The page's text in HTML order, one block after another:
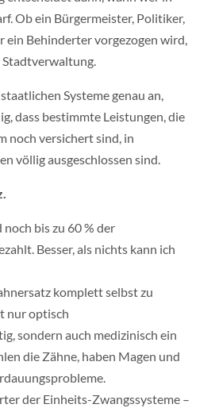
Ob ein Bürgermeister, Politiker,
ein Behinderter vorgezogen wird,
Systeme genau an,
dass bestimmte Leistungen, die
noch versichert sind, in
völlig ausgeschlossen sind.
bis zu 60 % der
Besser, als nichts kann ich
komplett selbst zu
nur optisch
sondern auch medizinisch ein
die Zähne, haben Magen und
der Einheits-Zwangssysteme –